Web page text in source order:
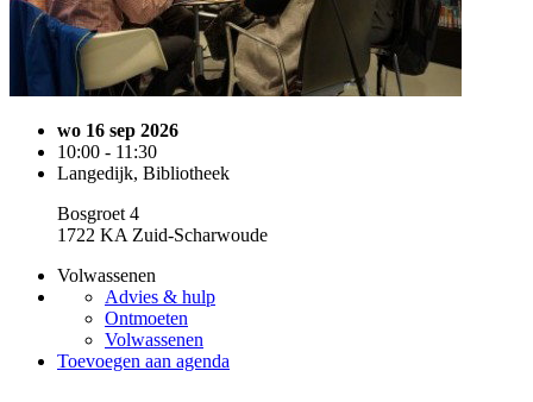
wo 16 sep 2026
10:00 - 11:30
Langedijk, Bibliotheek
Bosgroet 4
1722 KA Zuid-Scharwoude
Volwassenen
Advies & hulp
Ontmoeten
Volwassenen
Toevoegen aan agenda